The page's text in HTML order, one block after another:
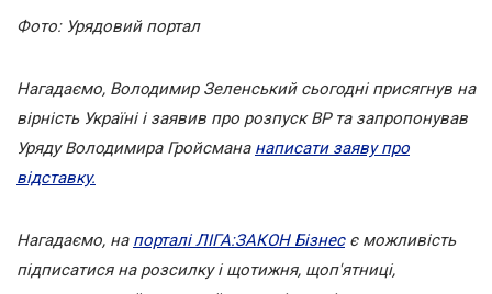
Фото: Урядовий портал
Нагадаємо, Володимир Зеленський сьогодні присягнув на
вірність Україні і заявив про розпуск ВР та запропонував
Уряду Володимира Гройсмана написати заяву про
відставку.
Нагадаємо, на порталі ЛІГА:ЗАКОН Бізнесє можливість
підписатися на розсилку і щотижня, щоп'ятниці,